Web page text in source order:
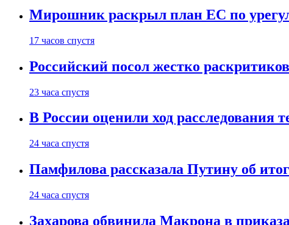
Мирошник раскрыл план ЕС по
17 часов спустя
Российский посол жестко
23 часа спустя
В России оценили ход расследования
24 часа спустя
Памфилова рассказала Путину об
24 часа спустя
Захарова обвинила Макрона в